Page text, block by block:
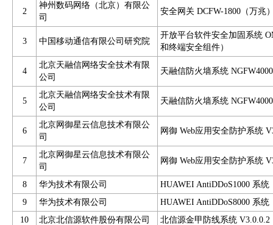
2
神州数码网络（北京）有限公
司
安全网关 DCFW-1800（万兆
3 中国移动通信有限公司研究院
开放平台软件安全加固系统
和终端安全组件）
4
北京天融信网络安全技术有限
公司
天融信防火墙系统
5
北京天融信网络安全技术有限
公司
天融信防火墙系统
6
北京网御星云信息技术有限公
司
网御 Web应用安全防护系统
7
北京网御星云信息技术有限公
司
网御 Web应用安全防护系统
8 华为技术有限公司
HUAWEI AntiDDoS1000 系统
9
华为技术有限公司
HUAWEI AntiDDoS8000 系统
10
北京北信源软件股份有限公司 北信源金甲防线系统 V3.0.0.2